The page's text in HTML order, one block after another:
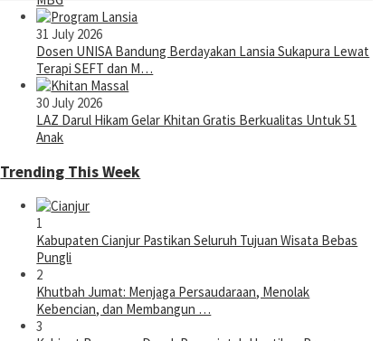
31 July 2026
Dosen UNISA Bandung Berdayakan Lansia Sukapura Lewat
Terapi SEFT dan M…
30 July 2026
LAZ Darul Hikam Gelar Khitan Gratis Berkualitas Untuk 51
Anak
Trending This Week
1
Kabupaten Cianjur Pastikan Seluruh Tujuan Wisata Bebas
Pungli
2
Khutbah Jumat: Menjaga Persaudaraan, Menolak
Kebencian, dan Membangun …
3